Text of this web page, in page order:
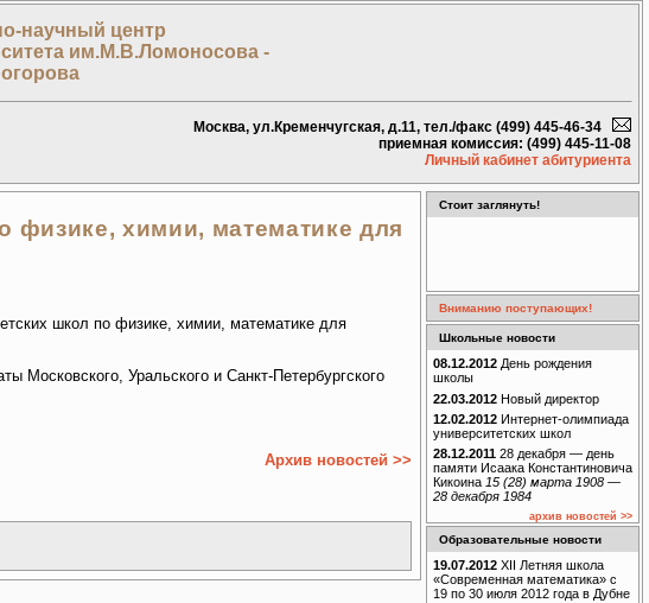
научный центр
им.М.В.Ломоносова -
Москва, ул.Кременчугская, д.11, тел./факс (499) 445-46-34
приемная комиссия: (499) 445-11-08
Личный кабинет абитуриента
физике, химии, математике для
школ по физике, химии, математике для
Московского, Уральского и Санкт-Петербургского
Архив новостей >>
Стоит заглянуть!
Вниманию поступающих!
Школьные новости
08.12.2012 День рождения
школы
22.03.2012 Новый директор
12.02.2012 Интернет-олимпиада
университетских школ
28.12.2011 28 декабря — день
памяти Исаака Константиновича
Кикоина 15 (28) марта 1908 —
28 декабря 1984
архив новостей >>
Образовательные новости
19.07.2012 XII Летняя школа
«Современная математика» с
19 по 30 июля 2012 года в Дубне